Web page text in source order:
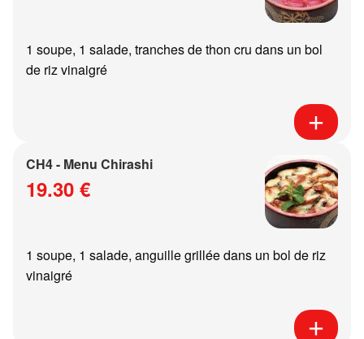
1 soupe, 1 salade, tranches de thon cru dans un bol
de riz vinaigré
CH4 - Menu Chirashi
19.30 €
1 soupe, 1 salade, anguille grillée dans un bol de riz
vinaigré